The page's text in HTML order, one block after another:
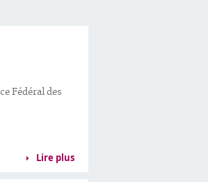
Fédéral des
Lire plus